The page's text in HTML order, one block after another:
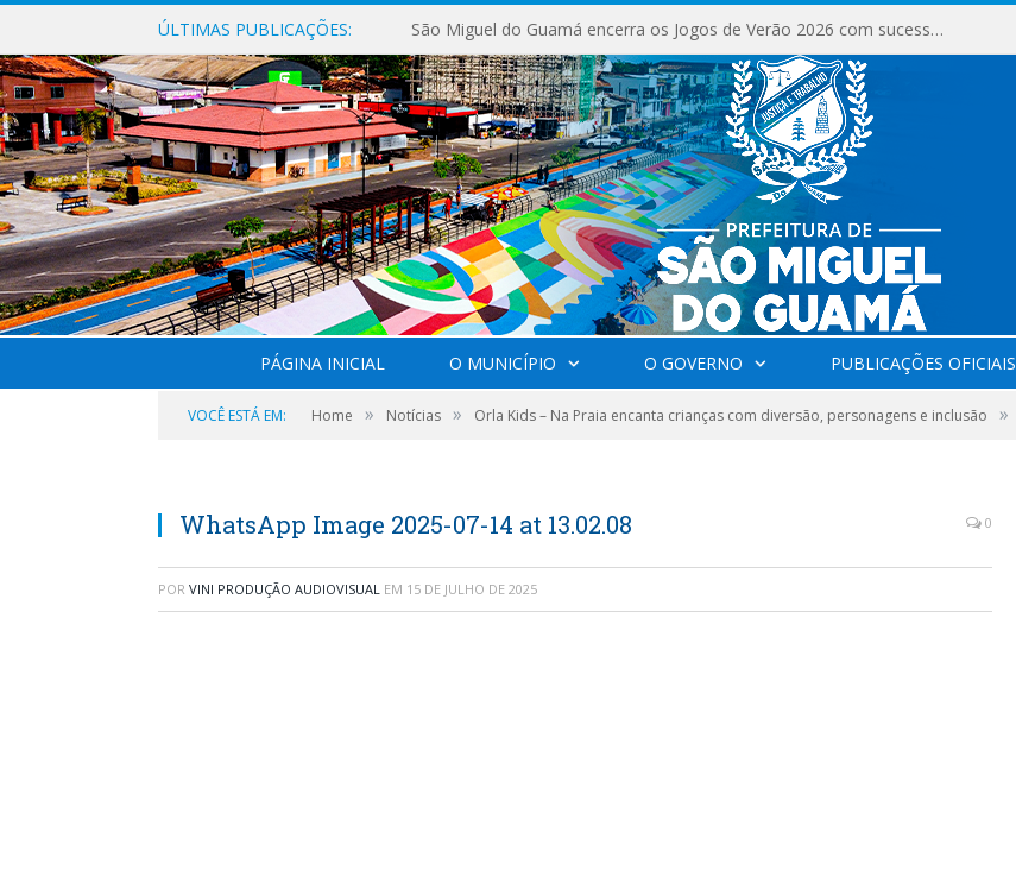
ÚLTIMAS PUBLICAÇÕES: São Miguel do Guamá encerra os Jogos de Verão 2026 com sucesso de público e competições.
PÁGINA INICIAL O MUNICÍPIO O GOVERNO PUBLICAÇÕES OFICIAIS
VOCÊ ESTÁ EM: Home » Notícias » Orla Kids – Na Praia encanta crianças com diversão, personagens e inclusão »
WhatsApp Image 2025-07-14 at 13.02.08 0
POR VINI PRODUÇÃO AUDIOVISUAL EM 15 DE JULHO DE 2025